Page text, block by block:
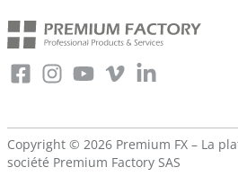
Copyright © 2026 Premium FX – La
société Premium Factory SAS